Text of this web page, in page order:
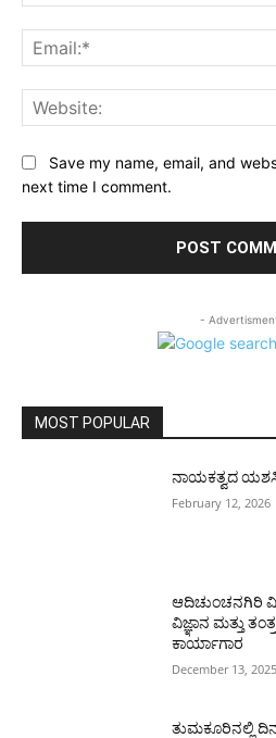
Save my name, email, and
next time I comment.
-
MOST POPULAR
ನಾಯಕತ್ವದ
February 12, 2026
ಆದಿಚುಂಚನಗಿರಿ
ವಿಜ್ಞಾನ ಮತ್ತು
ಕಾರ್ಯಾಗಾರ
December 13, 2025
ತುಮಕೂರಿನಲ್ಲಿ